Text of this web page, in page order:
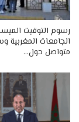
رسوم التوقيت
الجامعات
متواصل حول…